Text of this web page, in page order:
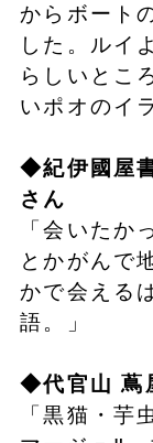
からボート
した。ルイ
らしいとこ
いポオのイ
◆紀伊國屋
さん
「会いたか
とかがんで
かで会える
語。」
◆代官山 蔦
「黒猫・芋